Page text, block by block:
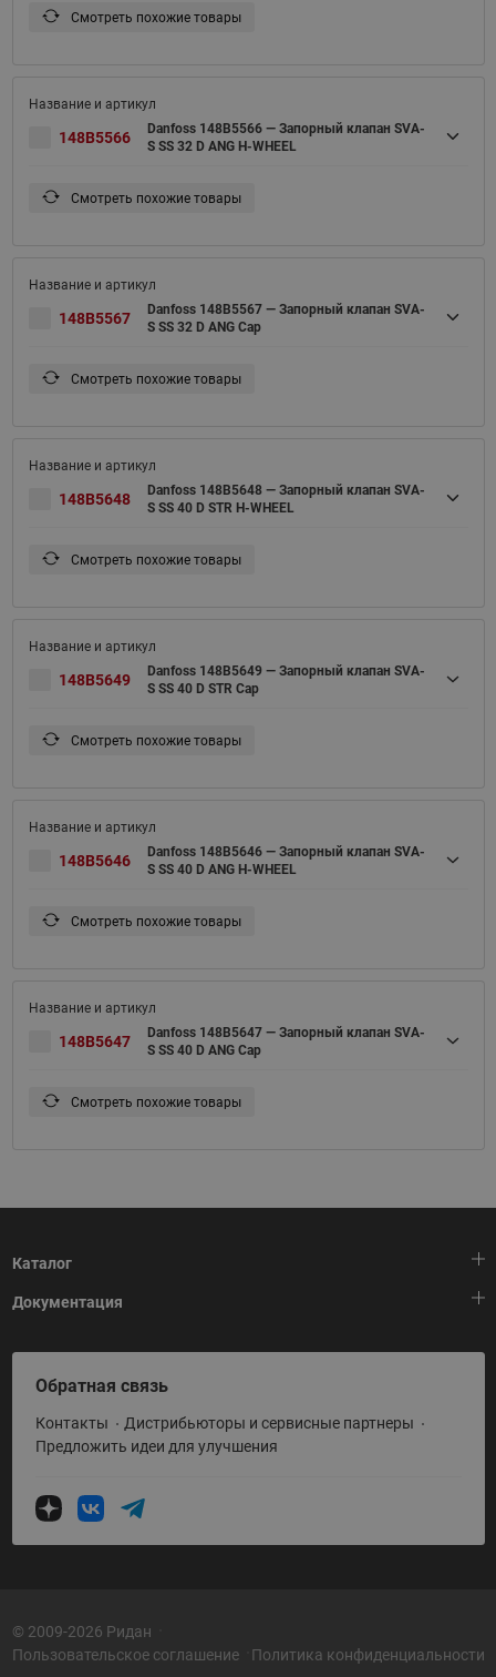
Смотреть похожие товары
148B5566
Danfoss 148B5566 — Запорный клапан SVA-
S SS 32 D ANG H-WHEEL
Смотреть похожие товары
148B5567
Danfoss 148B5567 — Запорный клапан SVA-
S SS 32 D ANG Cap
Смотреть похожие товары
148B5648
Danfoss 148B5648 — Запорный клапан SVA-
S SS 40 D STR H-WHEEL
Смотреть похожие товары
148B5649
Danfoss 148B5649 — Запорный клапан SVA-
S SS 40 D STR Cap
Смотреть похожие товары
148B5646
Danfoss 148B5646 — Запорный клапан SVA-
S SS 40 D ANG H-WHEEL
Смотреть похожие товары
148B5647
Danfoss 148B5647 — Запорный клапан SVA-
S SS 40 D ANG Cap
Смотреть похожие товары
Каталог
Тепловая автоматика
Холодильная техника
Приводная техника
Промышленная автоматика
Теплообменное оборудование
Насосное оборудование
Документация
HeatPlatform (Тепловая платформа)
Полезные программы и инструменты
Условия поставки
Обратная связь
Контакты
Дистрибьюторы и сервисные партнеры
Предложить идеи для улучшения
© 2009-2026 Ридан
Пользовательское соглашение
Политика конфиденциальности